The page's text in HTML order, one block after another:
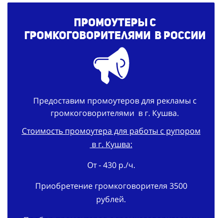
Промоутеры с
громкоговорителями в России
Предоставим промоутеров для рекламы с
громкоговорителями в г. Кушва.
Стоимость промоутера для работы с рупором
в г. Кушва:
От - 430 р./ч.
Приобретение громкоговорителя 3500
рублей.